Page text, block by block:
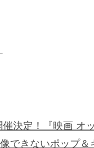
決定！『映画 オ
できないポップ＆